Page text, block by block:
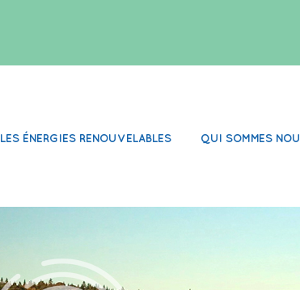
LES ÉNERGIES RENOUVELABLES QUI SOMMES